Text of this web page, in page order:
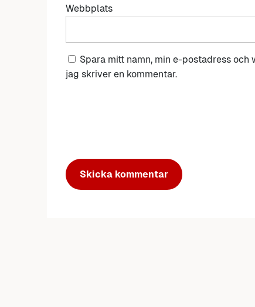
Webbplats
Spara mitt namn, min e-postadress
jag skriver en kommentar.